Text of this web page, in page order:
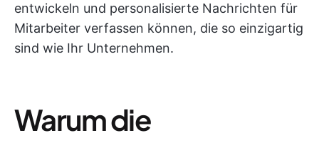
entwickeln und personalisierte Nachrichten für
Mitarbeiter verfassen können, die so einzigartig
sind wie Ihr Unternehmen.
Warum die